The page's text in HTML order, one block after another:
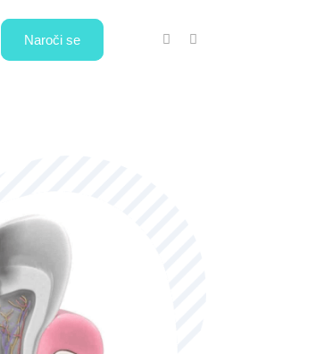
Naroči se
Zobne luske – direktne
Zobni nakit
Nevidni zobni aparat